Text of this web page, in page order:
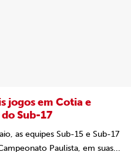
jogos em Cotia e
Sub-17
as equipes Sub-15 e Sub-17
Paulista, em suas...